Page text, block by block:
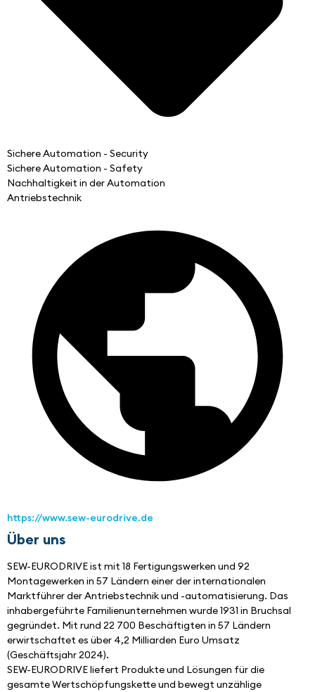
Sichere Automation - Security
Sichere Automation - Safety
Nachhaltigkeit in der Automation
Antriebstechnik
https://www.sew-eurodrive.de
Über uns
SEW-EURODRIVE ist mit 18 Fertigungswerken und 92
Montagewerken in 57 Ländern einer der internationalen
Marktführer der Antriebstechnik und -automatisierung. Das
inhabergeführte Familienunternehmen wurde 1931 in Bruchsal
gegründet. Mit rund 22 700 Beschäftigten in 57 Ländern
erwirtschaftet es über 4,2 Milliarden Euro Umsatz
(Geschäftsjahr 2024).
SEW-EURODRIVE liefert Produkte und Lösungen für die
gesamte Wertschöpfungskette und bewegt unzählige